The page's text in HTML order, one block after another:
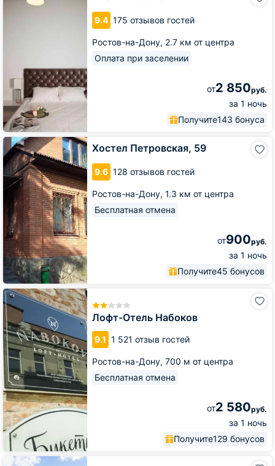
9.4 175 отзывов гостей
Ростов-на-Дону, 2.7 км от центра
Оплата при заселении
от2 850руб.
за 1 ночь
Получите143 бонуса
Хостел Петровская, 59
9.6 128 отзывов гостей
Ростов-на-Дону, 1.3 км от центра
Бесплатная отмена
от900руб.
за 1 ночь
Получите45 бонусов
Хостел
Петровская,
59
Лофт-Отель Набоков
9.1 1 521 отзыв гостей
Ростов-на-Дону, 700 м от центра
Бесплатная отмена
от2 580руб.
за 1 ночь
Получите129 бонусов
Лофт-
Отель
Набоков
Гостиница